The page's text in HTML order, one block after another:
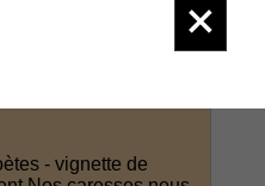
- vignette de